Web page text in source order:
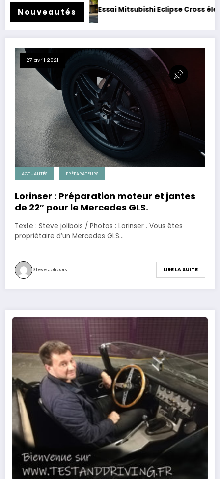
Nouveautés
rétrofité. Essai Mitsubishi Eclipse Cross électrique
27 avril 2021
ACTUALITÉS PRÉPARATEURS
Lorinser : Préparation moteur et jantes
de 22″ pour le Mercedes GLS.
Texte : Steve jolibois / Photos : Lorinser . Vous êtes
propriétaire d’un Mercedes GLS…
Steve Jolibois LIRE LA SUITE